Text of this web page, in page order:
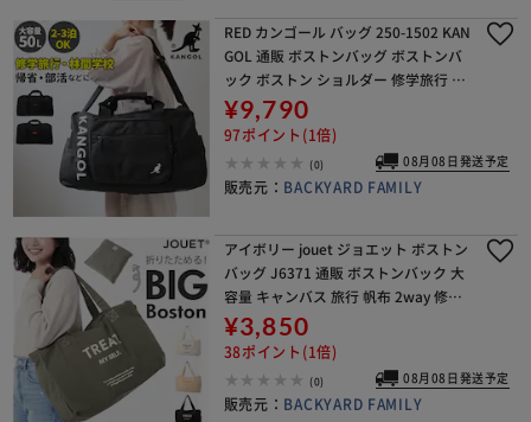
RED カンゴール バッグ 250-1502 KAN
GOL 通販 ボストンバッグ ボストンバ
ック ボストン ショルダー 修学旅行 小
学生 高校生 中学生 男子 女子 レディー
ス メンズ 旅行 45L
¥9,790
97ポイント(1倍)
(0) 08月08日発送予定
販売元： BACKYARD FAMILY
アイボリー jouet ジョエット ボストン
バッグ J6371 通販 ボストンバック 大
容量 キャンバス 旅行 帆布 2way 修学
旅行 レディース メンズ 1泊 2泊 大型
おしゃれ 大きい 折りた
¥3,850
38ポイント(1倍)
(0) 08月08日発送予定
販売元： BACKYARD FAMILY